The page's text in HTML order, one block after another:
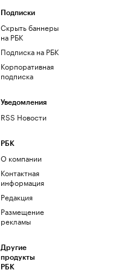
Подписки
Скрыть баннеры
на РБК
Подписка на РБК
Корпоративная
подписка
Уведомления
RSS Новости
РБК
О компании
Контактная
информация
Редакция
Размещение
рекламы
Другие
продукты
РБК